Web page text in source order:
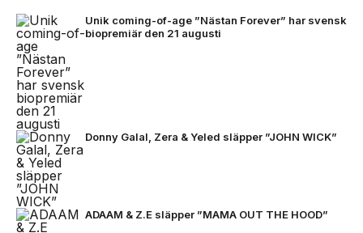
Unik coming-of-age ”Nästan Forever” har svensk
biopremiär den 21 augusti
Donny Galal, Zera & Yeled släpper ”JOHN WICK”
ADAAM & Z.E släpper ”MAMA OUT THE HOOD”